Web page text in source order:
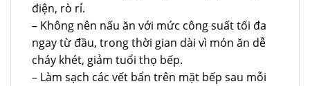
điện, rò rỉ.
– Không nên nấu ăn với mức công suất tối đa
ngay từ đầu, trong thời gian dài vì món ăn dễ
cháy khét, giảm tuổi thọ bếp.
– Làm sạch các vết bẩn trên mặt bếp sau mỗi